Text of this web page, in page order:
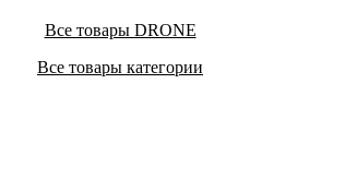
Все товары DRONE
Все товары категории